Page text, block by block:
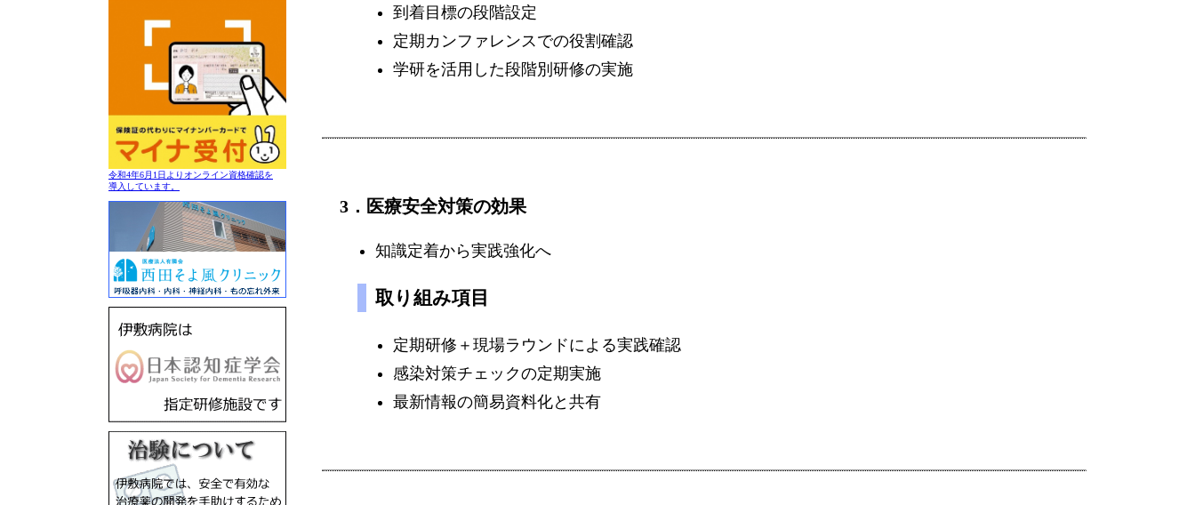
令和4年6月1日よりオンライン資格確認を
導入しています。
到着目標の段階設定
定期カンファレンスでの役割確認
学研を活用した段階別研修の実施
3．医療安全対策の効果
知識定着から実践強化へ
取り組み項目
定期研修＋現場ラウンドによる実践確認
感染対策チェックの定期実施
最新情報の簡易資料化と共有